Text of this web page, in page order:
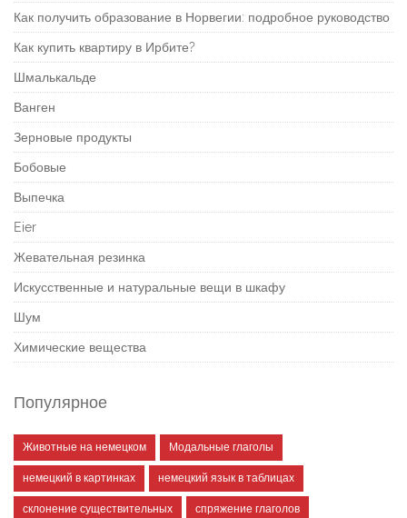
Как получить образование в Норвегии: подробное руководство
Как купить квартиру в Ирбите?
Шмалькальде
Ванген
Зерновые продукты
Бобовые
Выпечка
Eier
Жевательная резинка
Искусственные и натуральные вещи в шкафу
Шум
Химические вещества
Популярное
Животные на немецком Модальные глаголы
немецкий в картинках немецкий язык в таблицах
склонение существительных спряжение глаголов